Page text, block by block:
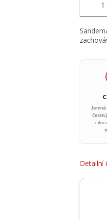
Detailní